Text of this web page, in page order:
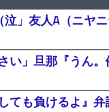
」友人A（ニヤ
い」旦那『うん
も負けるよ』